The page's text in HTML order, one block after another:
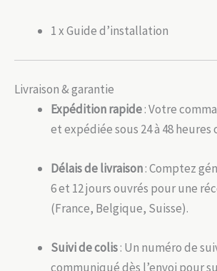
1 x Guide d’installation
Livraison & garantie
Expédition rapide: Votre
et expédiée sous 24 à 48 heures
Délais de livraison: Comptez
6 et 12 jours ouvrés pour une
(France, Belgique, Suisse).
Suivi de colis: Un numéro de
communiqué dès l’envoi pour